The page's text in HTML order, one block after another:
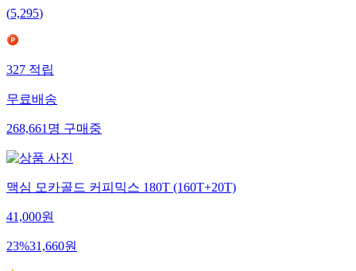
(5,295)
327 적립
무료배송
268,661 명 구매중
맥심 모카골드 커피믹스 180T (160T+20T)
41,000원
23%31,660원